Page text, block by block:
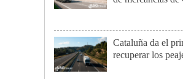
Cataluña da el
recuperar los